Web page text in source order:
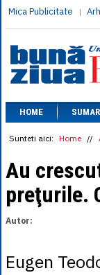
Mica Publicitate |
HOME
Sunteti aici: Home //
Au
preţurile.
Autor:
Eugen